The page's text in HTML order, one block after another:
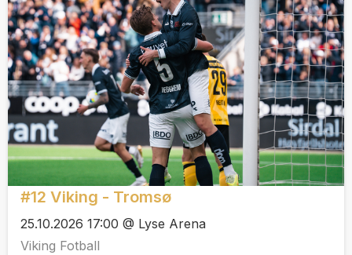
#12 Viking - Tromsø
25.10.2026 17:00 @ Lyse Arena
Viking Fotball